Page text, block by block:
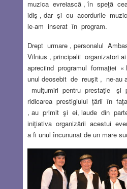
muzica evreiască , în speţă
idiş , dar şi cu acordurile
le-am inserat în program.
Drept urmare , personalul
Vilnius , principalii organizatori
apreciind programul formaţiei
unul deosebit de reuşit , ne-au
mulţumiri pentru prestaţie şi
ridicarea prestigiului ţării în
, au primit şi ei, laude din
iniţiativa organizării acestui
a fi unul încununat de un mare